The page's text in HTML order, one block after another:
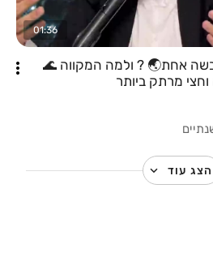
01:36
אחת🌏 ? ולמה המקווה 🌊
מרתק ביותר
הצג עוד